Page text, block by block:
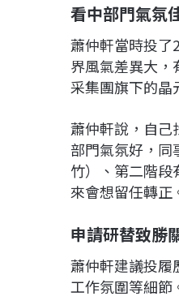
看中部門氣氛
蕭仲軒當時投了
界風氣差異大
采集團旗下的晶
蕭仲軒說，自己
部門氣氛好，
竹）、第二階
來會想留任轉正
申請研替致勝
蕭仲軒建議投履
工作氛圍等細節